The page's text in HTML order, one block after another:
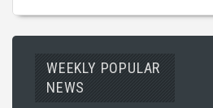
WEEKLY POPULAR
NEWS